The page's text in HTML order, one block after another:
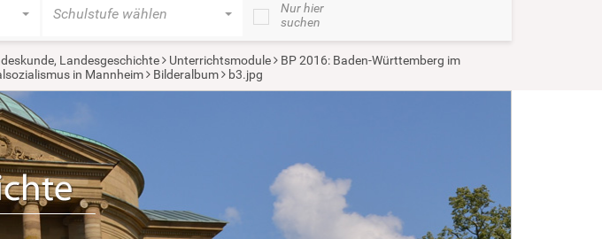
Schulstufe wählen
Nur hier
suchen
Landesgeschichte Unterrichtsmodule
BP 2016: Baden-Württemberg im
in Mannheim Bilderalbum b3.jpg